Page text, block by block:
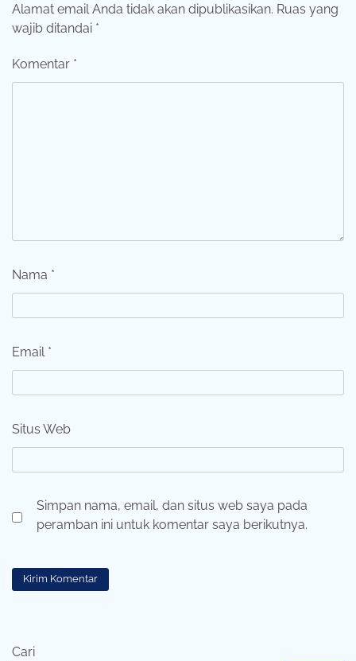
Alamat email Anda tidak akan dipublikasikan. Ruas yang
wajib ditandai *
Komentar *
Nama *
Email *
Situs Web
Simpan nama, email, dan situs web saya pada
peramban ini untuk komentar saya berikutnya.
Cari